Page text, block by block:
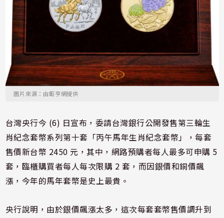
圖片來源：由鉅亨網提供
台灣央行今 (6) 日宣布，委請台灣銀行公開發售第三輪生
肖紀念套幣系列第十套「丙午馬年生肖紀念套幣」，每套
售價新台幣 2450 元，其中，網路預購者每人最多可申購 5
套，臨櫃購買者每人每次限購 2 套，而因銀價和銅價飆
漲，今年的馬年套幣是史上最貴。
央行說明，由於銀價飆漲太多，這次每套套幣售價調升到